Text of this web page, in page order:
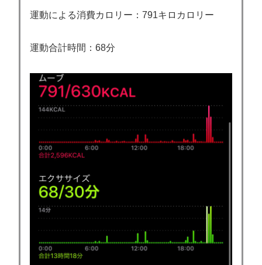
運動による消費カロリー：791キロカロリー
運動合計時間：68分